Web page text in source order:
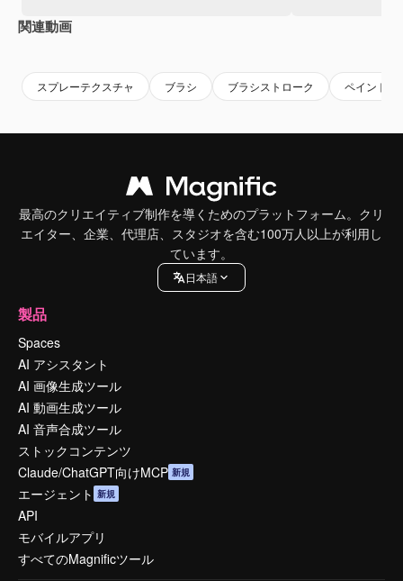
関連動画
スプレーテクスチャ ブラシ ブラシストローク ペイントブ
最高のクリエイティブ制作を導くためのプラットフォーム。クリ
エイター、企業、代理店、スタジオを含む100万人以上が利用し
ています。
日本語
製品
Spaces
AI アシスタント
AI 画像生成ツール
AI 動画生成ツール
AI 音声合成ツール
ストックコンテンツ
Claude/ChatGPT向けMCP 新規
エージェント 新規
API
モバイルアプリ
すべてのMagnificツール